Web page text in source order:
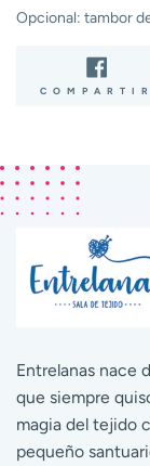
Opcional: tambor
COMPARTIR
Entrelanas nace
que siempre
magia del tejido
pequeño